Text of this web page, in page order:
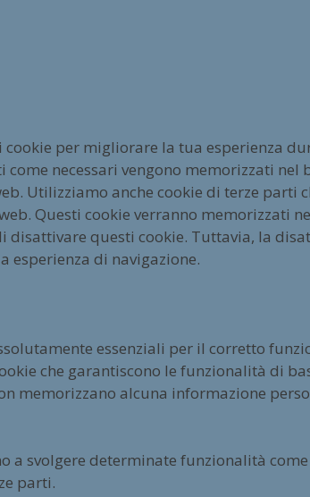
per migliorare la tua esperienza
come necessari vengono memorizzati
Utilizziamo anche cookie di terze parti
Questi cookie verranno memorizzati
disattivare questi cookie. Tuttavia, la
esperienza di navigazione.
essenziali per il corretto
che garantiscono le funzionalità di
memorizzano alcuna informazione
a svolgere determinate funzionalità
parti.